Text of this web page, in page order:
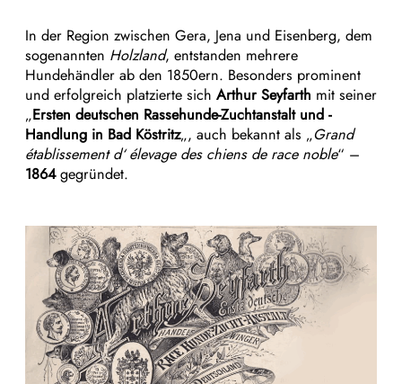
In der Region zwischen Gera, Jena und Eisenberg, dem
sogenannten Holzland, entstanden mehrere
Hundehändler ab den 1850ern. Besonders prominent
und erfolgreich platzierte sich Arthur Seyfarth mit seiner
„Ersten deutschen Rassehunde-Zuchtanstalt und -
Handlung in Bad Köstritz„, auch bekannt als „Grand
établissement d‘ élevage des chiens de race noble“ –
1864gegründet.